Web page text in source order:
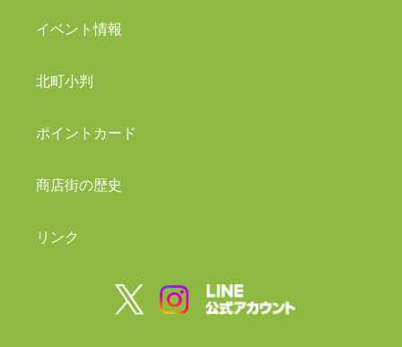
イベント情報
北町小判
ポイントカード
商店街の歴史
リンク